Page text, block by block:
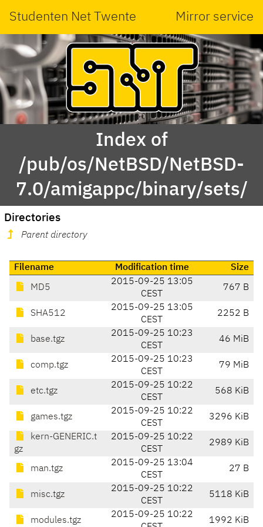
Studenten Net Twente Mirror service
Index of
/pub/os/NetBSD/NetBSD-
7.0/amigappc/binary/sets/
Directories
Parent directory
Filename Modification time Size
MD5
2015-09-25 13:05
CEST
767 B
SHA512
2015-09-25 13:05
CEST
2252 B
base.tgz
2015-09-25 10:23
CEST
46 MiB
comp.tgz
2015-09-25 10:23
CEST
79 MiB
etc.tgz
2015-09-25 10:22
CEST
568 KiB
games.tgz
2015-09-25 10:22
CEST
3296 KiB
kern-GENERIC.t
gz
2015-09-25 10:22
CEST
2989 KiB
man.tgz
2015-09-25 13:04
CEST
27 B
misc.tgz
2015-09-25 10:22
CEST
5118 KiB
modules.tgz
2015-09-25 10:22
1992 KiB